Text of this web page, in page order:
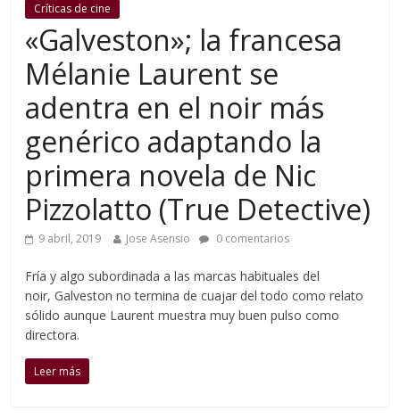
Críticas de cine
«Galveston»; la francesa
Mélanie Laurent se
adentra en el noir más
genérico adaptando la
primera novela de Nic
Pizzolatto (True Detective)
9 abril, 2019 Jose Asensio 0 comentarios
Fría y algo subordinada a las marcas habituales del
noir, Galveston no termina de cuajar del todo como relato
sólido aunque Laurent muestra muy buen pulso como
directora.
Leer más